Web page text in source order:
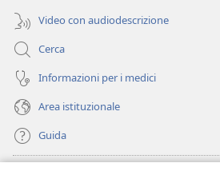
Video con audiodescrizione
Cerca
Informazioni per i medici
Area istituzionale
Guida